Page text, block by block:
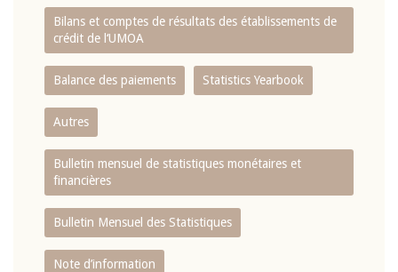
Bilans et comptes de résultats des établissements de
crédit de l‘UMOA
Balance des paiements Statistics Yearbook
Autres
Bulletin mensuel de statistiques monétaires et
financières
Bulletin Mensuel des Statistiques
Note d’information